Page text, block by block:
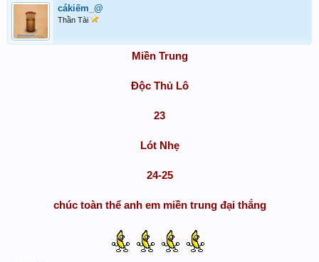
cákiếm_@
Thần Tài
Miền Trung
Độc Thủ Lô
23
Lót Nhẹ
24-25
chúc toàn thể anh em miền trung đại thắng